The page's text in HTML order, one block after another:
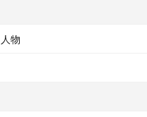
人物